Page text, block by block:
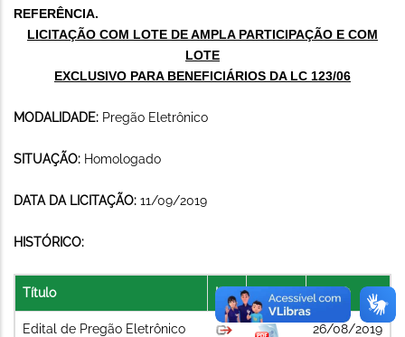
REFERÊNCIA.
LICITAÇÃO COM LOTE DE AMPLA PARTICIPAÇÃO E COM
LOTE
EXCLUSIVO PARA BENEFICIÁRIOS DA LC 123/06
MODALIDADE: Pregão Eletrônico
SITUAÇÃO: Homologado
DATA DA LICITAÇÃO: 11/09/2019
HISTÓRICO:
Título Link Arquivo Data
Edital de Pregão Eletrônico
26/08/2019